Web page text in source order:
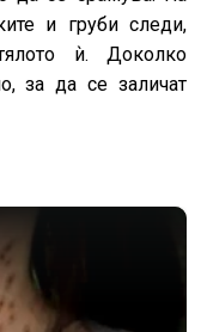
и груби следи,
ѝ. Доколко
за да се заличат